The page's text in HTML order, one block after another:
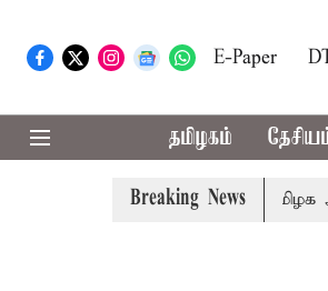
E-Paper
தமிழகம்
Breaking News
அமைச்சர் விஜய் தமிழக